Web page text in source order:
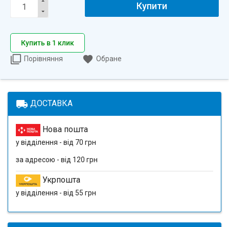
Купити
Купить в 1 клик
Порівняння
Обране
local_shipping ДОСТАВКА
Нова пошта
у відділення - від 70 грн
за адресою - від 120 грн
Укрпошта
у відділення - від 55 грн